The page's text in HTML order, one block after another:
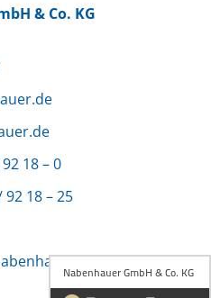
& Co. KG
18 – 0
92 18 – 25